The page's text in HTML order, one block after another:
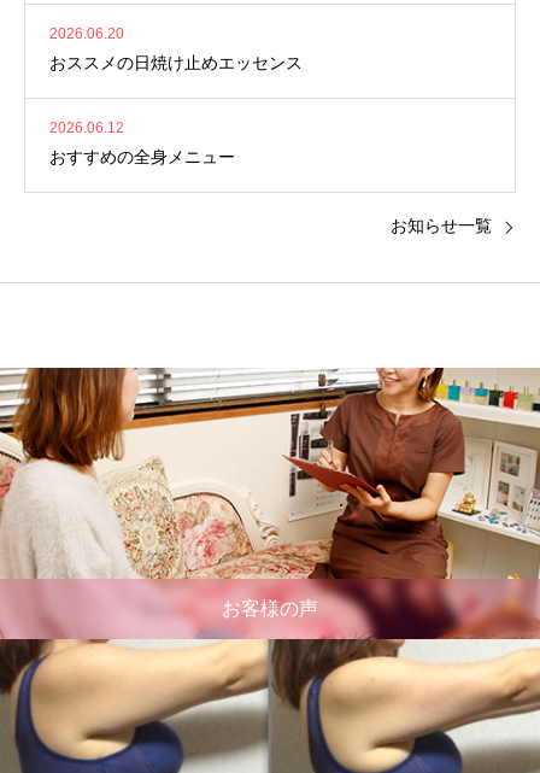
2026.06.20
おススメの日焼け止めエッセンス
2026.06.12
おすすめの全身メニュー
お知らせ一覧
お客様の声